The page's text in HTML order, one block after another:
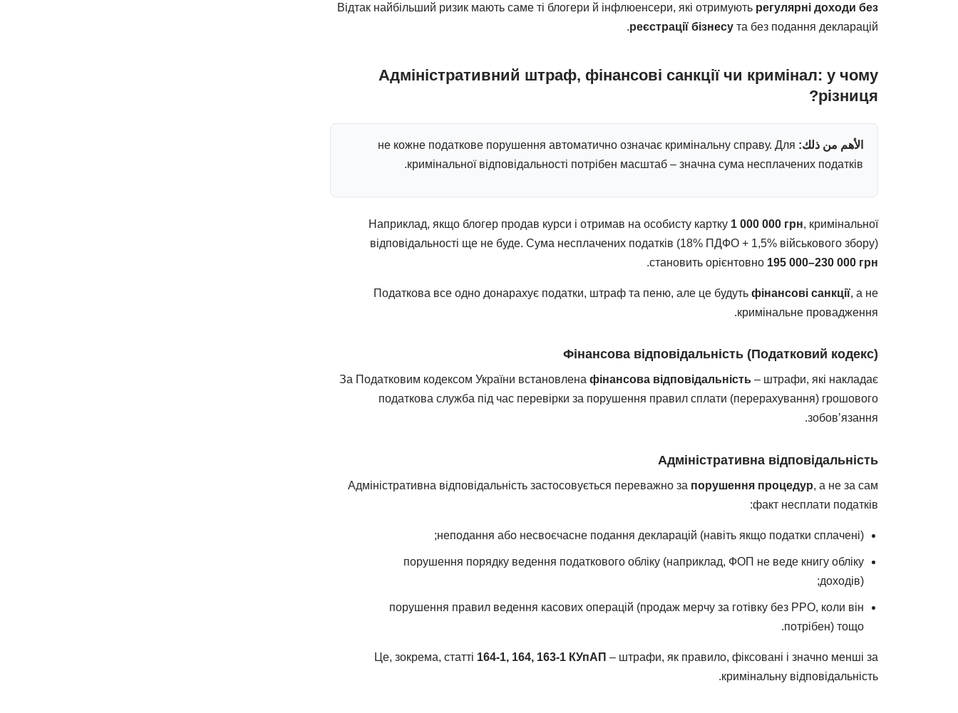
Відтак найбільший ризик мають саме ті блогери й інфлюенсери, які отримують регулярні доходи без
реєстрації бізнесу та без подання декларацій.
Адміністративний штраф, фінансові санкції чи кримінал: у чому
різниця?
الأهم من ذلك: не кожне податкове порушення автоматично означає кримінальну справу. Для
кримінальної відповідальності потрібен масштаб – значна сума несплачених податків.
Наприклад, якщо блогер продав курси і отримав на особисту картку 1 000 000 грн, кримінальної
відповідальності ще не буде. Сума несплачених податків (18% ПДФО + 1,5% військового збору)
становить орієнтовно 195 000–230 000 грн
.
Податкова все одно донарахує податки, штраф та пеню, але це будуть фінансові санкції, а не
кримінальне провадження.
Фінансова відповідальність (Податковий кодекс)
За Податковим кодексом України встановлена фінансова відповідальність – штрафи, які накладає
податкова служба під час перевірки за порушення правил сплати (перерахування) грошового
зобов’язання.
Адміністративна відповідальність
Адміністративна відповідальність застосовується переважно за порушення процедур, а не за сам
факт несплати податків:
неподання або несвоєчасне подання декларацій (навіть якщо податки сплачені);
порушення порядку ведення податкового обліку (наприклад, ФОП не веде книгу обліку
доходів);
порушення правил ведення касових операцій (продаж мерчу за готівку без РРО, коли він
потрібен) тощо.
Це, зокрема, статті 164-1, 164, 163-1 КУпАП – штрафи, як правило, фіксовані і значно менші за
кримінальну відповідальність.